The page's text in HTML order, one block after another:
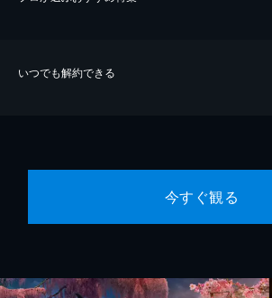
いつでも解約できる
今すぐ観る